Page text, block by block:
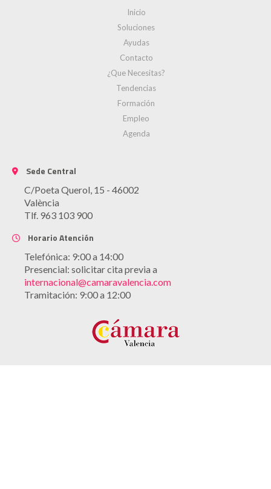
Inicio
Soluciones
Ayudas
Contacto
¿Que Necesitas?
Tendencias
Formación
Empleo
Agenda
Sede Central
C/Poeta Querol, 15 - 46002
València
Tlf. 963 103 900
Horario Atención
Telefónica: 9:00 a 14:00
Presencial: solicitar cita previa a
internacional@camaravalencia.com
Tramitación: 9:00 a 12:00